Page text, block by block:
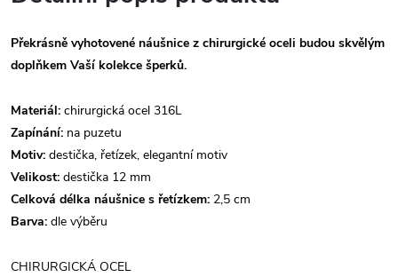
Překrásně vyhotovené náušnice z chirurgické oceli budou skvělým
doplňkem Vaší kolekce šperků.
Materiál: chirurgická ocel 316L
Zapínání: na puzetu
Motiv: destička, řetízek, elegantní motiv
Velikost: destička 12 mm
Celková délka náušnice s řetízkem: 2,5 cm
Barva: dle výběru
CHIRURGICKÁ OCEL